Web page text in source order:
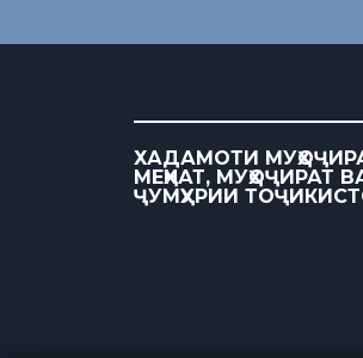
ХАДАМОТИ
МЕҲНАТ, МУҲОҶИРАТ
ҶУМҲУРИИ